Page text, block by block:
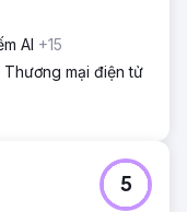
AI +15
mại điện tử
5